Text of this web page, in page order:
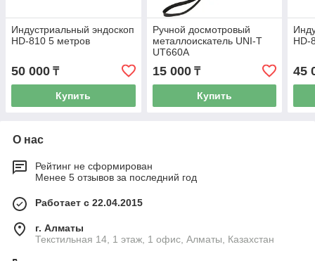
Индустриальный эндоскоп
HD-810 5 метров
50 000 ₸
Купить
Ручной досмотровый
металлоискатель UNI-T
UT660A
15 000₸
Купить
HD-
45
О нас
Рейтинг не сформирован
Менее 5 отзывов за последний год
Работает с 22.04.2015
г. Алматы
Текстильная 14, 1 этаж, 1 офис, Алматы, Казахстан